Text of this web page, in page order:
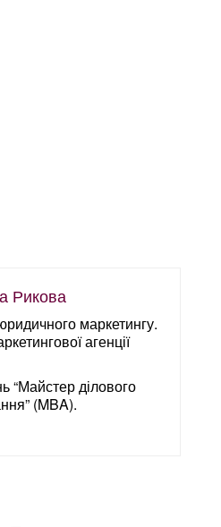
Рикова
маркетингу.
агенції
“Майстер ділового
(MBA).